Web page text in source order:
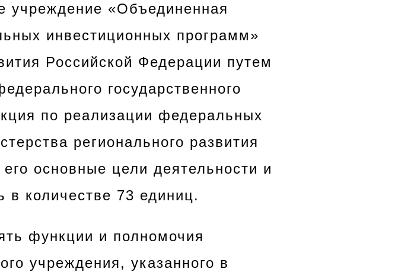
учреждение «Объединенная
инвестиционных программ»
Российской Федерации путем
государственного
по реализации федеральных
регионального развития
основные цели деятельности и
в количестве 73 единиц.
функции и полномочия
учреждения, указанного в